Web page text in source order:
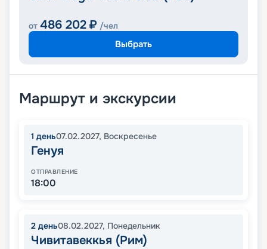
от 486 202 ₽ /чел
Выбрать
Маршрут и экскурсии
1 день07.02.2027, Воскресенье
Генуя
ОТПРАВЛЕНИЕ
18:00
2 день08.02.2027, Понедельник
Чивитавеккья (Рим)